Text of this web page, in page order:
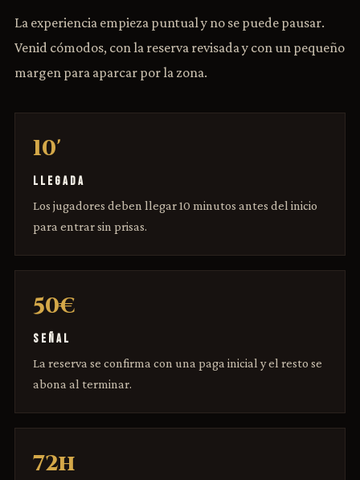
La experiencia empieza puntual y no se puede pausar.
Venid cómodos, con la reserva revisada y con un pequeño
margen para aparcar por la zona.
10'
LLEGADA
Los jugadores deben llegar 10 minutos antes del inicio
para entrar sin prisas.
50€
SEÑAL
La reserva se confirma con una paga inicial y el resto se
abona al terminar.
72h